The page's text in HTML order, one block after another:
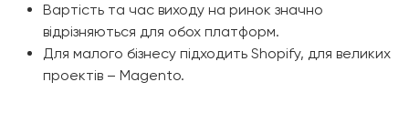
Вартість та час виходу на ринок значно
відрізняються для обох платформ.
Для малого бізнесу підходить Shopify, для великих
проектів – Magento.